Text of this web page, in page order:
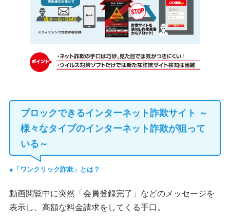
ブロックできるインターネット詐欺サイト ～
様々なタイプのインターネット詐欺が狙って
いる～
「ワンクリック詐欺」とは？
動画閲覧中に突然「会員登録完了」などのメッセージを
表示し、高額な料金請求をしてくる手口。